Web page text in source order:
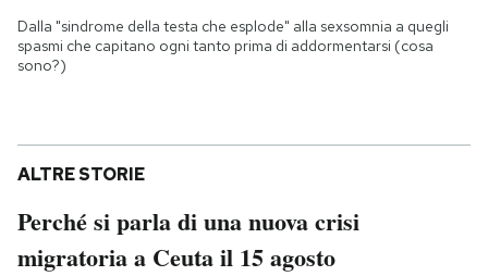
Dalla "sindrome della testa che esplode" alla sexsomnia a quegli
spasmi che capitano ogni tanto prima di addormentarsi (cosa
sono?)
ALTRE STORIE
Perché si parla di una nuova crisi
migratoria a Ceuta il 15 agosto